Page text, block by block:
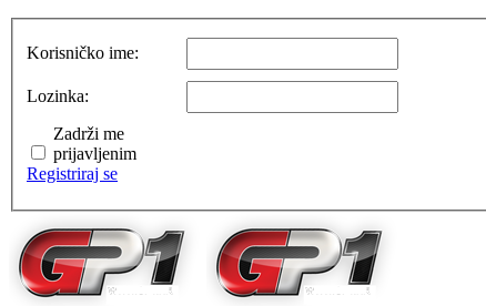
Korisničko ime:
Lozinka:
Zadrži me
prijavljenim
Registriraj se